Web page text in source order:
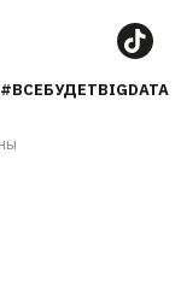
#ВСЕБУДЕТBIGDATA